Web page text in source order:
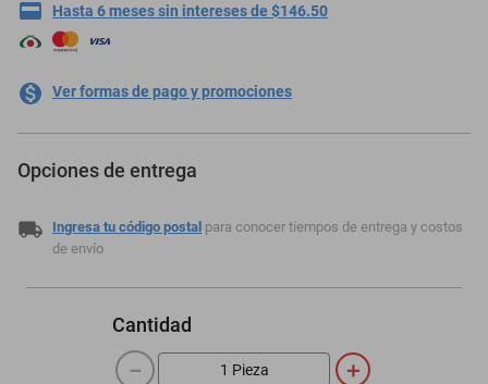
Hasta 6 meses sin intereses de $146.50
Ver formas de pago y promociones
Opciones de entrega
Ingresa tu código postal para conocer tiempos de entrega y costos
de envío
Cantidad
＋
－